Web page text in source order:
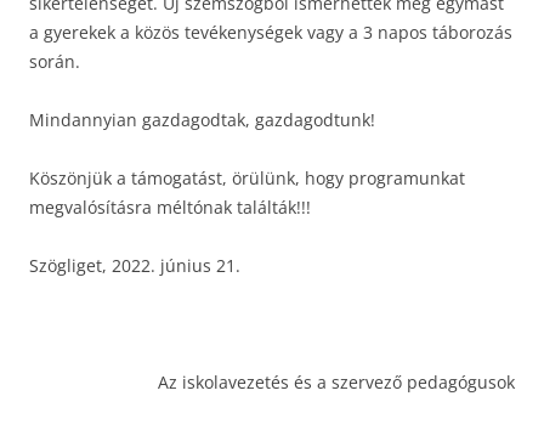
a gyerekek a közös tevékenységek vagy a 3 napos táborozás
során.
Mindannyian gazdagodtak, gazdagodtunk!
Köszönjük a támogatást, örülünk, hogy programunkat
megvalósításra méltónak találták!!!
Szögliget, 2022. június 21.
Az iskolavezetés és a szervező pedagógusok